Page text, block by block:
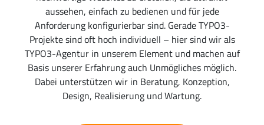
aussehen, einfach zu bedienen und für jede
Anforderung konfigurierbar sind. Gerade TYPO3-
Projekte sind oft hoch individuell – hier sind wir als
TYPO3-Agentur in unserem Element und machen auf
Basis unserer Erfahrung auch Unmögliches möglich.
Dabei unterstützen wir in Beratung, Konzeption,
Design, Realisierung und Wartung.